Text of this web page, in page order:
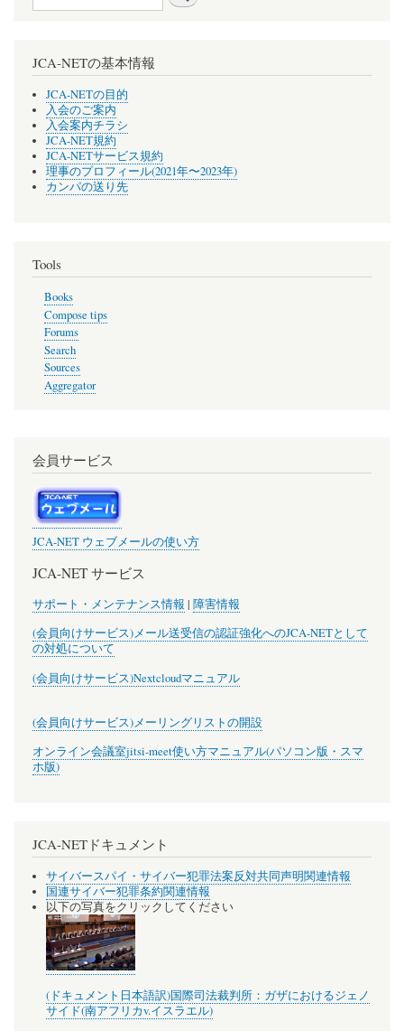
JCA-NETの基本情報
JCA-NETの目的
入会のご案内
入会案内チラシ
JCA-NET規約
JCA-NETサービス規約
理事のプロフィール(2021年〜2023年)
カンパの送り先
Tools
Books
Compose tips
Forums
Search
Sources
Aggregator
会員サービス
JCA-NET ウェブメールの使い方
JCA-NET サービス
サポート・メンテナンス情報 | 障害情報
(会員向けサービス)メール送受信の認証強化へのJCA-NETとして
の対処について
(会員向けサービス)Nextcloudマニュアル
(会員向けサービス)メーリングリストの開設
オンライン会議室jitsi-meet使い方マニュアル(パソコン版・スマ
ホ版)
JCA-NETドキュメント
サイバースパイ・サイバー犯罪法案反対共同声明関連情報
国連サイバー犯罪条約関連情報
以下の写真をクリックしてください
(ドキュメント日本語訳)国際司法裁判所：ガザにおけるジェノ
サイド(南アフリカv.イスラエル)